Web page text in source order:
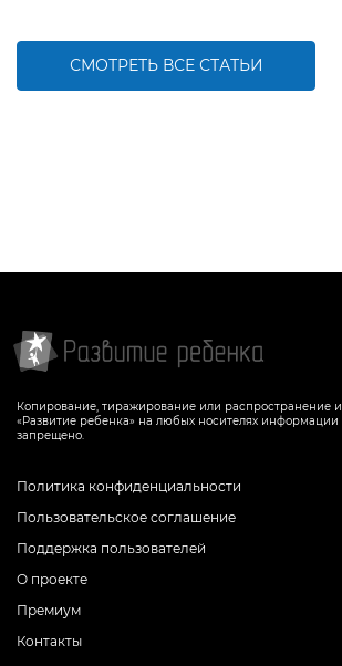
СМОТРЕТЬ ВСЕ СТАТЬИ
Копирование, тиражирование или распространение
«Развитие ребенка» на любых носителях
запрещено.
Политика конфиденциальности
Пользовательское соглашение
Поддержка пользователей
О проекте
Премиум
Контакты